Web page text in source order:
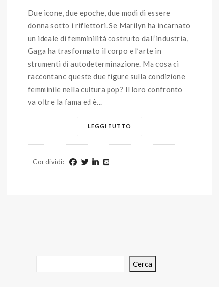
Due icone, due epoche, due modi di essere
donna sotto i riflettori. Se Marilyn ha incarnato
un ideale di femminilità costruito dall’industria,
Gaga ha trasformato il corpo e l’arte in
strumenti di autodeterminazione. Ma cosa ci
raccontano queste due figure sulla condizione
femminile nella cultura pop? Il loro confronto
va oltre la fama ed è...
LEGGI TUTTO
Condividi:
Cerca